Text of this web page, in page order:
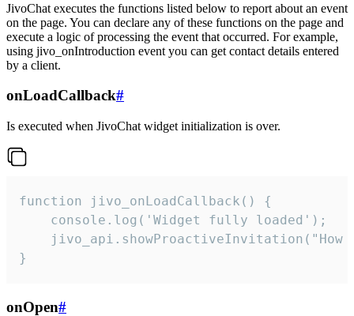
JivoChat executes the functions listed below to report about an event
on the page. You can declare any of these functions on the page and
execute a logic of processing the event that occurred. For example,
using jivo_onIntroduction event you can get contact details entered
by a client.
onLoadCallback#
Is executed when JivoChat widget initialization is over.
function jivo_onLoadCallback() {
    console.log('Widget fully loaded');
jivo_api.showProactiveInvitation("How
}
onOpen#